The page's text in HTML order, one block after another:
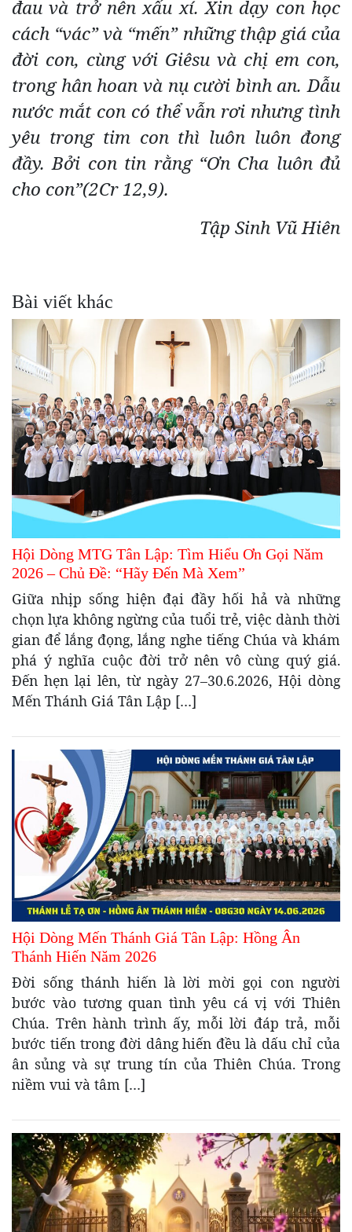
đau và trở nên xấu xí. Xin dạy con học
cách “vác” và “mến” những thập giá của
đời con, cùng với Giêsu và chị em con,
trong hân hoan và nụ cười bình an. Dẫu
nước mắt con có thể vẫn rơi nhưng tình
yêu trong tim con thì luôn luôn đong
đầy. Bởi con tin rằng “Ơn Cha luôn đủ
cho con”(2Cr 12,9).
Tập Sinh Vũ Hiên
Bài viết khác
Hội Dòng MTG Tân Lập: Tìm Hiểu Ơn Gọi Năm
2026 – Chủ Đề: “Hãy Đến Mà Xem”
Giữa nhịp sống hiện đại đầy hối hả và những
chọn lựa không ngừng của tuổi trẻ, việc dành thời
gian để lắng đọng, lắng nghe tiếng Chúa và khám
phá ý nghĩa cuộc đời trở nên vô cùng quý giá.
Đến hẹn lại lên, từ ngày 27–30.6.2026, Hội dòng
Mến Thánh Giá Tân Lập […]
Hội Dòng Mến Thánh Giá Tân Lập: Hồng Ân
Thánh Hiến Năm 2026
Đời sống thánh hiến là lời mời gọi con người
bước vào tương quan tình yêu cá vị với Thiên
Chúa. Trên hành trình ấy, mỗi lời đáp trả, mỗi
bước tiến trong đời dâng hiến đều là dấu chỉ của
ân sủng và sự trung tín của Thiên Chúa. Trong
niềm vui và tâm […]